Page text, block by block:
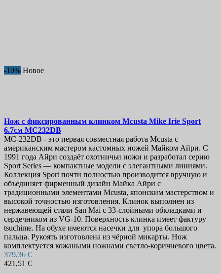
On sale!
Длина лезвия, мм
Страна
Сталь
Рукоять
Серия
Твердость
Ножны
Замок
-10% Новое
Нож с фиксированным клинком Mcusta Mike Irie Sport
6.7см MC232DB
MC-232DB - это первая совместная работа Mcusta с
американским мастером кастомных ножей Майком Айри. С
1991 года Айри создаёт охотничьи ножи и разработал серию
Sport Series — компактные модели с элегантными линиями.
Коллекция Sport почти полностью производится вручную и
объединяет фирменный дизайн Майка Айри с
традиционными элементами Mcusta, японским мастерством и
высокой точностью изготовления. Клинок выполнен из
нержавеющей стали San Mai с 33-слойными обкладками и
сердечником из VG-10. Поверхность клинка имеет фактуру
tsuchime. На обухе имеются насечки для упора большого
пальца. Рукоять изготовлена из чёрной микарты. Нож
комплектуется кожаными ножнами светло-коричневого цвета.
379,36 €
421,51 €